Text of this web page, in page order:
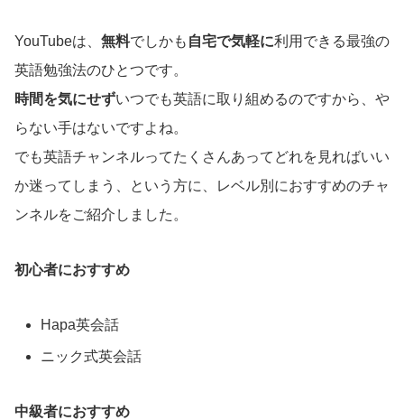
YouTubeは、 無料でしかも 自宅で気軽に利用できる最強の
英語勉強法のひとつです。
時間を気にせずいつでも英語に取り組めるのですから、や
らない手はないですよね。
でも英語チャンネルってたくさんあってどれを見ればいい
か迷ってしまう、という方に、レベル別におすすめのチャ
ンネルをご紹介しました。
初心者におすすめ
Hapa英会話
ニック式英会話
中級者におすすめ